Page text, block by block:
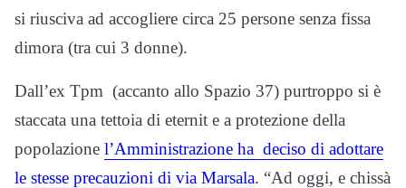
si riusciva ad accogliere circa 25 persone senza fissa
dimora (tra cui 3 donne).
Dall’ex Tpm (accanto allo Spazio 37) purtroppo si è
staccata una tettoia di eternit e a protezione della
popolazione l’Amministrazione ha deciso di adottare
le stesse precauzioni di via Marsala. “Ad oggi, e chissà